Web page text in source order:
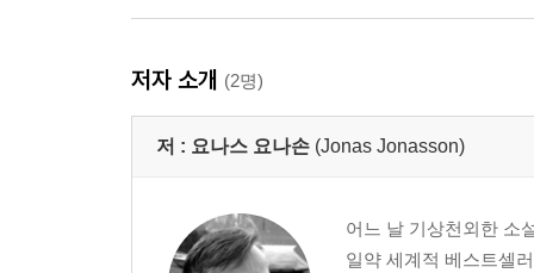
저자 소개 (2명)
저 : 요나스 요나손 (Jonas Jonasson)
어느 날 기상천외한 소
일약 세계적 베스트셀